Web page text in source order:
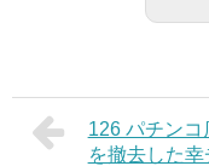
126 パチンコ
を撤去した